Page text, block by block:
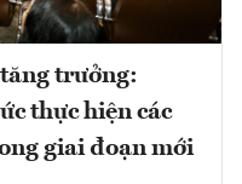
trưởng:
thực hiện các
giai đoạn mới